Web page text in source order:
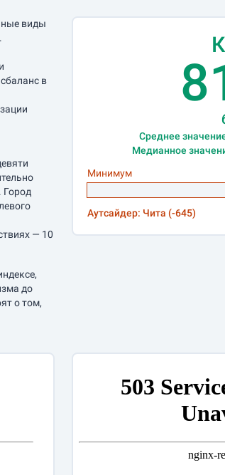
виды
в
Город
— 10
до
о том,
Среднее
Медианное
Минимум
Аутсайдер: Чита (-645)